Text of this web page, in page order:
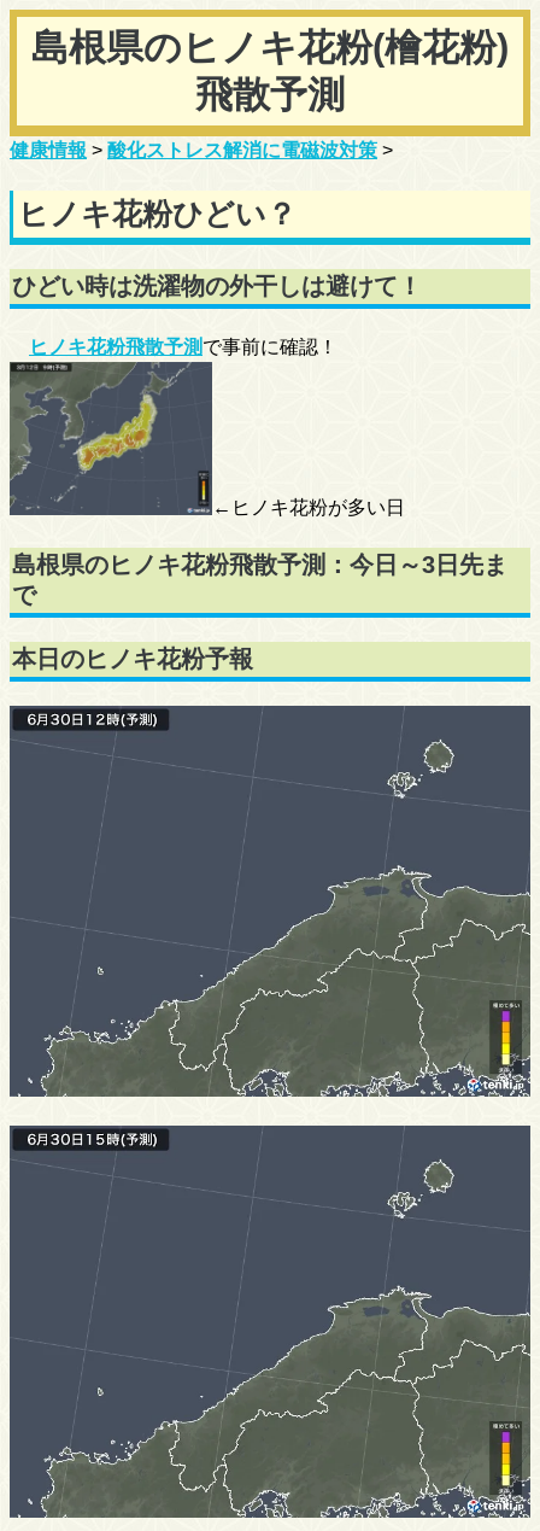
島根県のヒノキ花粉(檜花粉)
飛散予測
健康情報 > 酸化ストレス解消に電磁波対策 >
ヒノキ花粉ひどい？
ひどい時は洗濯物の外干しは避けて！
ヒノキ花粉飛散予測 で事前に確認！
←ヒノキ花粉が多い日
島根県のヒノキ花粉飛散予測：今日～3日先ま
で
本日のヒノキ花粉予報